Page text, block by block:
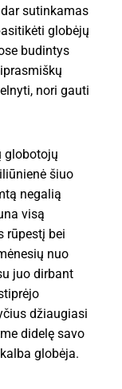
sutinkamas
globėjų
budintys
nori gauti
globotojų
šiuo
negalią
visą
rūpestį bei
nuo
juo dirbant
džiaugiasi
didelę savo
globėja.